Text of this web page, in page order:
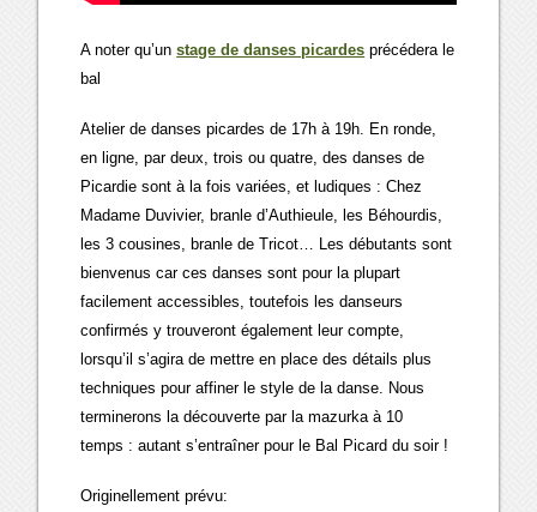
A noter qu’unstage de danses picardes précédera le
bal
Atelier de danses picardes de 17h à 19h. En ronde,
en ligne, par deux, trois ou quatre, des danses de
Picardie sont à la fois variées, et ludiques : Chez
Madame Duvivier, branle d’Authieule, les Béhourdis,
les 3 cousines, branle de Tricot… Les débutants sont
bienvenus car ces danses sont pour la plupart
facilement accessibles, toutefois les danseurs
confirmés y trouveront également leur compte,
lorsqu’il s’agira de mettre en place des détails plus
techniques pour affiner le style de la danse. Nous
terminerons la découverte par la mazurka à 10
temps : autant s’entraîner pour le Bal Picard du soir !
Originellement prévu: